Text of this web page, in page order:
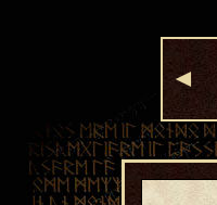
◄